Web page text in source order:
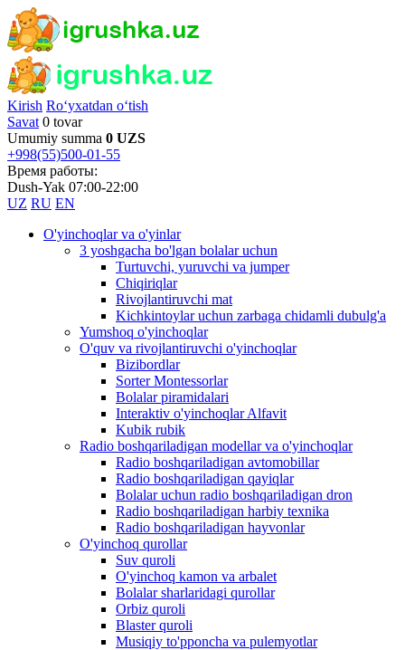
Kirish Ro‘yxatdan o‘tish
Savat 0 tovar
Umumiy summa 0 UZS
+998(55)500-01-55
Время работы:
Dush-Yak 07:00-22:00
UZ RU EN
O'yinchoqlar va o'yinlar
3 yoshgacha bo'lgan bolalar uchun
Turtuvchi, yuruvchi va jumper
Chiqiriqlar
Rivojlantiruvchi mat
Kichkintoylar uchun zarbaga chidamli dubulg'a
Yumshoq o'yinchoqlar
O'quv va rivojlantiruvchi o'yinchoqlar
Bizibordlar
Sorter Montessorlar
Bolalar piramidalari
Interaktiv o'yinchoqlar Alfavit
Kubik rubik
Radio boshqariladigan modellar va o'yinchoqlar
Radio boshqariladigan avtomobillar
Radio boshqariladigan qayiqlar
Bolalar uchun radio boshqariladigan dron
Radio boshqariladigan harbiy texnika
Radio boshqariladigan hayvonlar
O'yinchoq qurollar
Suv quroli
O'yinchoq kamon va arbalet
Bolalar sharlaridagi qurollar
Orbiz quroli
Blaster quroli
Musiqiy to'pponcha va pulemyotlar